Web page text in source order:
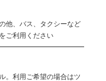
他、バス、タクシーなど
ご利用ください
。利用ご希望の場合はツ